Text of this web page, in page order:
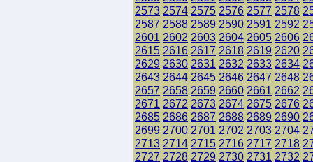
2573 2574 2575 2576 2577 2578
2587 2588 2589 2590 2591 2592
2601 2602 2603 2604 2605 2606
2615 2616 2617 2618 2619 2620
2629 2630 2631 2632 2633 2634
2643 2644 2645 2646 2647 2648
2657 2658 2659 2660 2661 2662
2671 2672 2673 2674 2675 2676
2685 2686 2687 2688 2689 2690
2699 2700 2701 2702 2703 2704
2713 2714 2715 2716 2717 2718
2727 2728 2729 2730 2731 2732